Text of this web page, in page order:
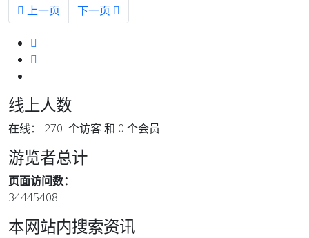
上一篇文章: 友谊青少团20周年特刊 - 19
上一页 下一篇文章: 友谊青少团20周年特刊 - 17
下一页
线上人数
在线： 270 个访客 和 0 个会员
游览者总计
页面访问数：
34445408
本网站内搜索资讯